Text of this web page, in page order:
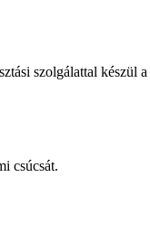
szolgálattal készül
csúcsát.